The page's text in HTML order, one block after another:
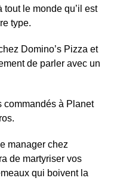
tout le monde qu’il est
type.
Domino’s Pizza et
de parler avec un
commandés à Planet
manager chez
de martyriser vos
qui boivent la